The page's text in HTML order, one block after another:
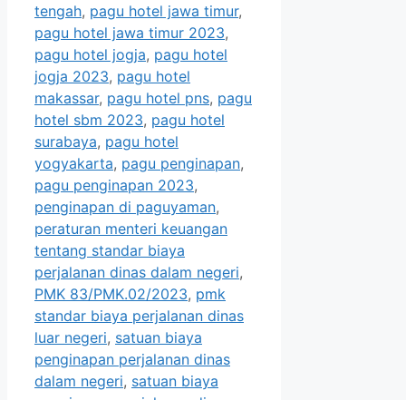
tengah, pagu hotel jawa timur,
pagu hotel jawa timur 2023,
pagu hotel jogja, pagu hotel
jogja 2023, pagu hotel
makassar, pagu hotel pns, pagu
hotel sbm 2023, pagu hotel
surabaya, pagu hotel
yogyakarta, pagu penginapan,
pagu penginapan 2023,
penginapan di paguyaman,
peraturan menteri keuangan
tentang standar biaya
perjalanan dinas dalam negeri,
PMK 83/PMK.02/2023, pmk
standar biaya perjalanan dinas
luar negeri, satuan biaya
penginapan perjalanan dinas
dalam negeri, satuan biaya